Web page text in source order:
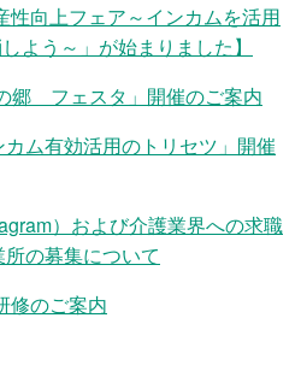
性向上フェア～インカムを活用
よう～」が始まりました】
フェスタ」開催のご案内
ム有効活用のトリセツ」開催
）および介護業界への求職
の募集について
修のご案内